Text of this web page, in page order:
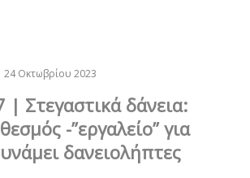
24 Οκτωβρίου 2023
Στεγαστικά δάνεια:
-”εργαλείο” για
δανειολήπτες